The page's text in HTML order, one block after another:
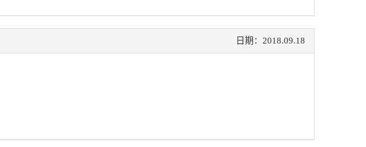
日期：2018.09.18